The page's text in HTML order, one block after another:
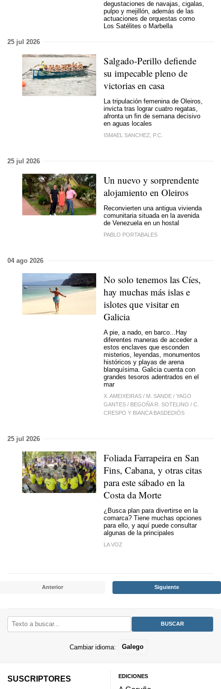
degustaciones de navajas, cigalas,
pulpo y mejillón, además de las
actuaciones de orquestas como
Los Satélites o Marbella
25 jul 2026
Salgado-Perillo defiende
su impecable pleno de
victorias en casa
La tripulación femenina de Oleiros,
invicta tras lograr cuatro regatas,
afronta un fin de semana decisivo
en aguas locales
ISMAEL SANCHEZ, P.C.
25 jul 2026
Un nuevo y sorprendente
alojamiento en Oleiros
Reconvierten una antigua vivienda
comunitaria situada en la avenida
de Venezuela en un hostal
PABLO PORTABALES
04 ago 2026
No solo tenemos las Cíes,
hay muchas más islas e
islotes que visitar en
Galicia
A pie, a nado, en barco...Hay
diferentes maneras de acceder a
estos enclaves que esconden
misterios, leyendas, monumentos
históricos y playas de arena
blanquísima. Galicia cuenta con
grandes tesoros adentrados en el
mar
X. AMEIXEIRAS / M. SANDE / YAGO
GANTES / BEGOÑA R. SOTELINO / C.
CRESPO Y BIANCA BASDEDIÓS
25 jul 2026
Foliada Farrapeira en San
Fins, Cabana, y otras citas
para este sábado en la
Costa da Morte
¿Busca plan para divertirse en la
comarca? Tiene muchas opciones
para ello, y aquí puede consultar
algunas de la principales
LA VOZ
Anterior Siguiente
Cambiar idioma: Galego
SUSCRIPTORES EDICIONES